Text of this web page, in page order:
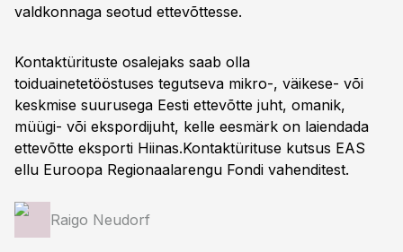
valdkonnaga seotud ettevõttesse.
Kontaktürituste osalejaks saab olla
toiduainetetööstuses tegutseva mikro-, väikese- või
keskmise suurusega Eesti ettevõtte juht, omanik,
müügi- või ekspordijuht, kelle eesmärk on laiendada
ettevõtte eksporti Hiinas.Kontaktürituse kutsus EAS
ellu Euroopa Regionaalarengu Fondi vahenditest.
Raigo Neudorf